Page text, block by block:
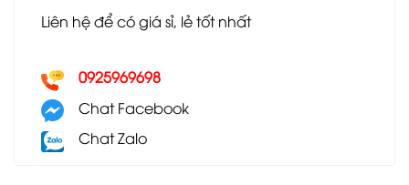
Liên hệ để có giá sỉ, lẻ tốt nhất
0925969698
Chat Facebook
Chat Zalo